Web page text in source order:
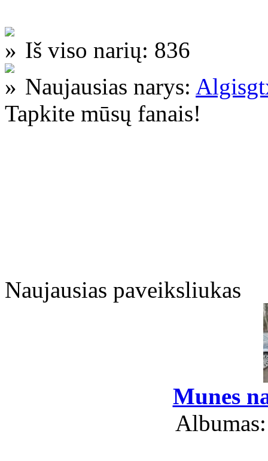
Iš viso narių: 836
Naujausias narys:
Tapkite mūsų fanais!
Naujausias paveiksliukas
Munes